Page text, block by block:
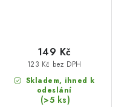
Skladem, ihned k
odeslání
(>5 ks)
123 Kč bez DPH
149 Kč